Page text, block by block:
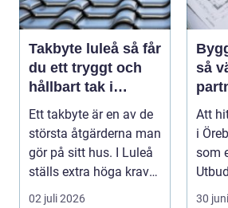
Takbyte luleå så får
du ett tryggt och
hållbart tak i
norrbottniskt
klimat
Ett takbyte är en av de
största åtgärderna man
gör på sitt hus. I Luleå
ställs extra höga krav
på bå...
02 juli 2026
så
Att
i
som
30